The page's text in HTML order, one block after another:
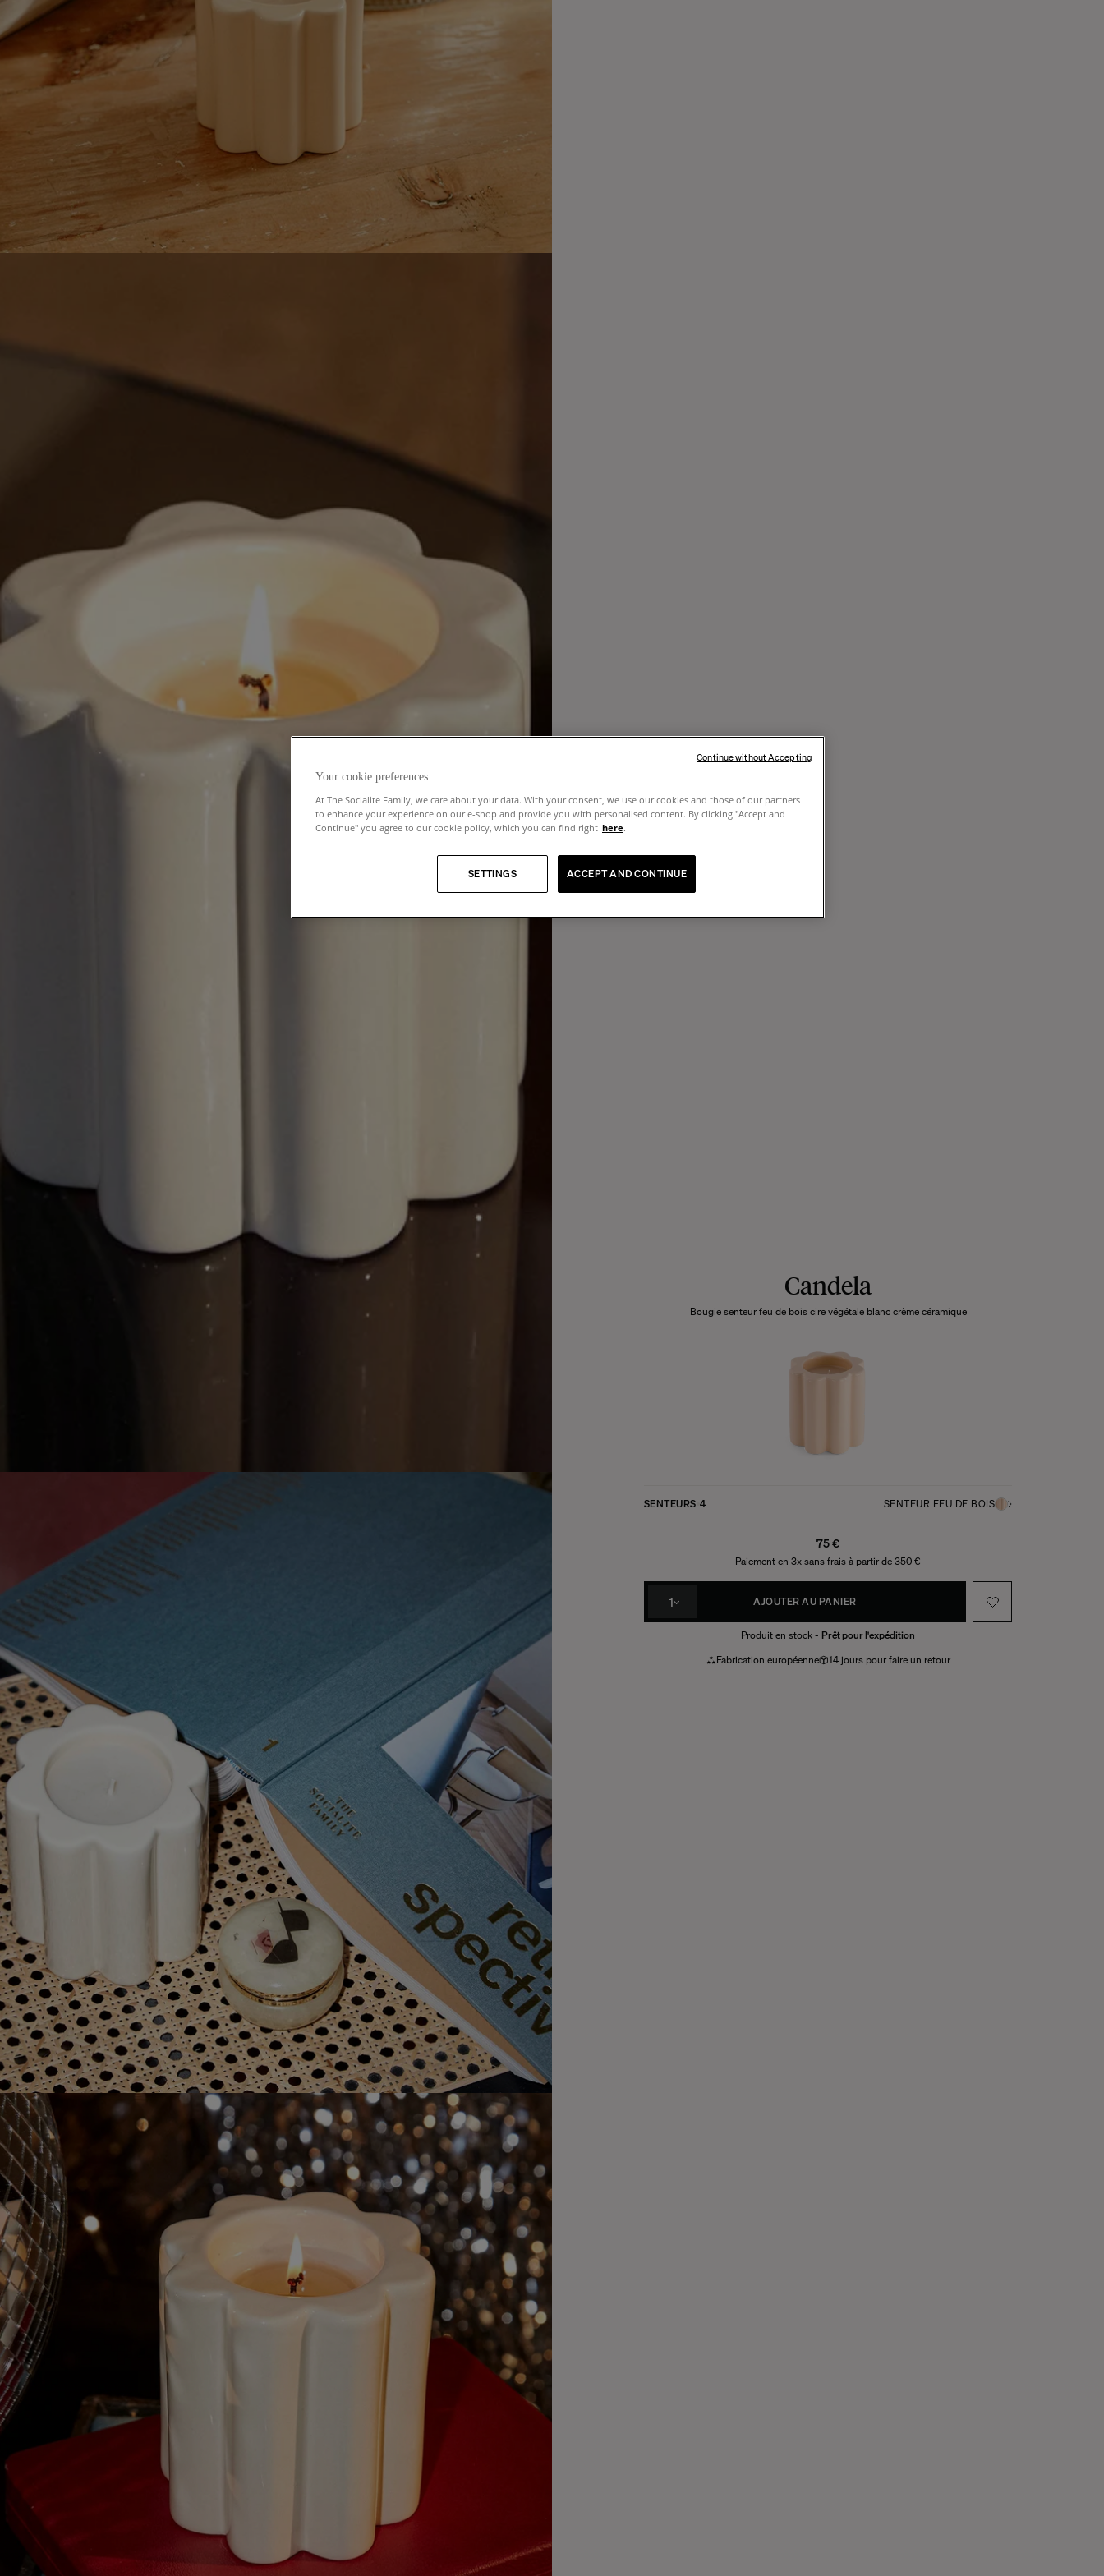
Candela
Bougie senteur feu de bois cire végétale blanc crème céramique
SENTEURS 4 SENTEUR FEU DE BOIS
75 €
Paiement en 3x sans frais à partir de 350 €
1 AJOUTER AU PANIER
Produit en stock - Prêt pour l'expédition
Fabrication européenne
14 jours pour faire un retour
Your cookie preferences
At The Socialite Family, we care about your data. With your consent, we use our cookies and those of our partners
to enhance your experience on our e-shop and provide you with personalised content. By clicking "Accept and
Continue" you agree to our cookie policy, which you can find right here.
ACCEPT AND CONTINUE
SETTINGS
Continue without Accepting